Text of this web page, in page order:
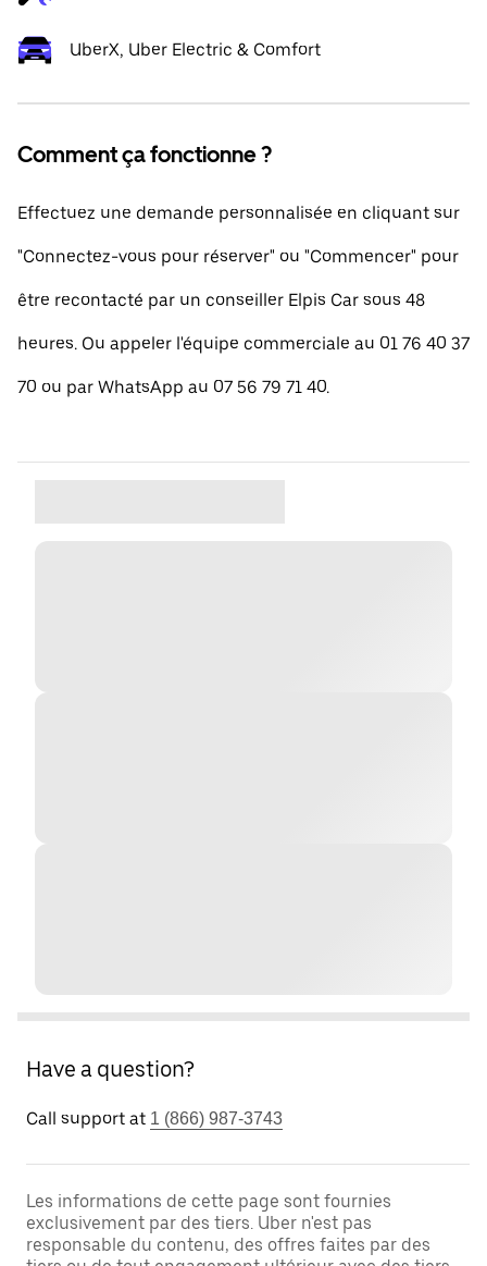
UberX, Uber Electric & Comfort
Comment ça fonctionne ?
Effectuez une demande personnalisée en cliquant sur
"Connectez-vous pour réserver" ou "Commencer" pour
être recontacté par un conseiller Elpis Car sous 48
heures. Ou appeler l'équipe commerciale au 01 76 40 37
70 ou par WhatsApp au 07 56 79 71 40.
Have a question?
Call support at 1 (866) 987-3743
Les informations de cette page sont fournies
exclusivement par des tiers. Uber n'est pas
responsable du contenu, des offres faites par des